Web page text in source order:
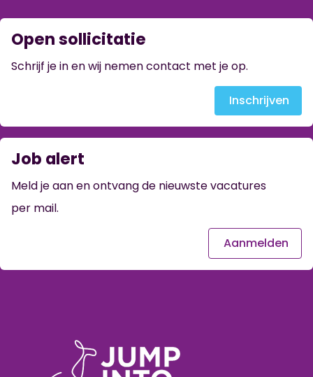
Open sollicitatie
Schrijf je in en wij nemen contact met je op.
Inschrijven
Job alert
Meld je aan en ontvang de nieuwste vacatures
per mail.
Aanmelden